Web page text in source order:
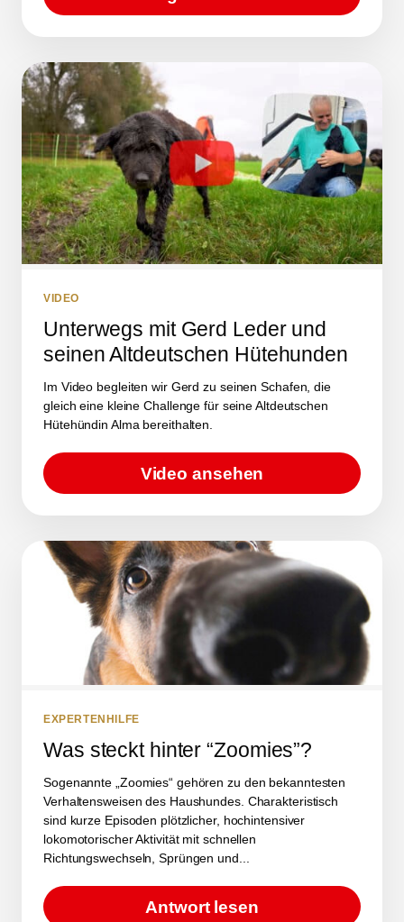
VIDEO
Unterwegs mit Gerd Leder und
seinen Altdeutschen Hütehunden
Im Video begleiten wir Gerd zu seinen Schafen, die
gleich eine kleine Challenge für seine Altdeutschen
Hütehündin Alma bereithalten.
Video ansehen
EXPERTENHILFE
Was steckt hinter “Zoomies”?
Sogenannte „Zoomies“ gehören zu den bekanntesten
Verhaltensweisen des Haushundes. Charakteristisch
sind kurze Episoden plötzlicher, hochintensiver
lokomotorischer Aktivität mit schnellen
Richtungswechseln, Sprüngen und...
Antwort lesen